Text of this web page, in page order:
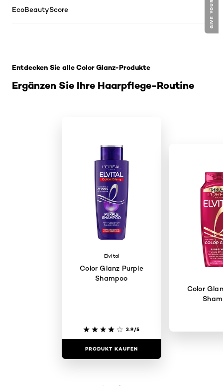
EcoBeautyScore
Ergänzen Sie Ihre Haarpflege-Routine
Entdecken Sie alle Color Glanz-Produkte
Elvital
Color Glanz Purple
Shampoo
3.9/5
PRODUKT KAUFEN
Color